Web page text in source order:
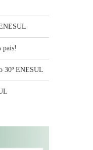
pais!
30º ENESUL